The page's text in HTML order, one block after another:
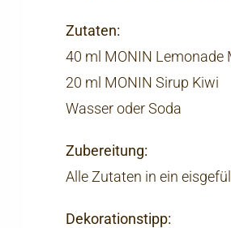
Zutaten:
40 ml MONIN Lemonade
20 ml MONIN Sirup Kiwi
Wasser oder Soda
Zubereitung:
Alle Zutaten in ein
Dekorationstipp: